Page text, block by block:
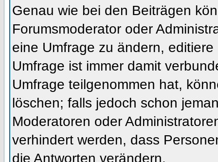
Genau wie bei den Beiträgen
Forumsmoderator oder
eine Umfrage zu ändern,
Umfrage ist immer damit
Umfrage teilgenommen hat,
löschen; falls jedoch schon
Moderatoren oder
verhindert werden, dass
die Antworten verändern.